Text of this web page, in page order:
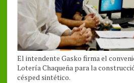
El intendente Gasko firma el
Lotería Chaqueña para la
césped sintético.